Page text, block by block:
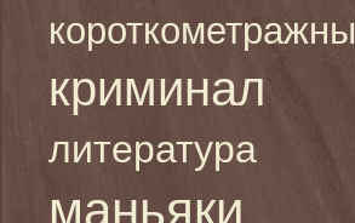
криминал
литература
маньяки